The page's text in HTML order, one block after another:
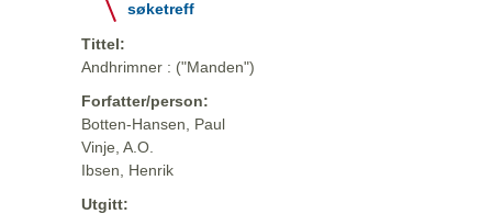
søketreff
Tittel:
Andhrimner : ("Manden")
Forfatter/person:
Botten-Hansen, Paul
Vinje, A.O.
Ibsen, Henrik
Utgitt: